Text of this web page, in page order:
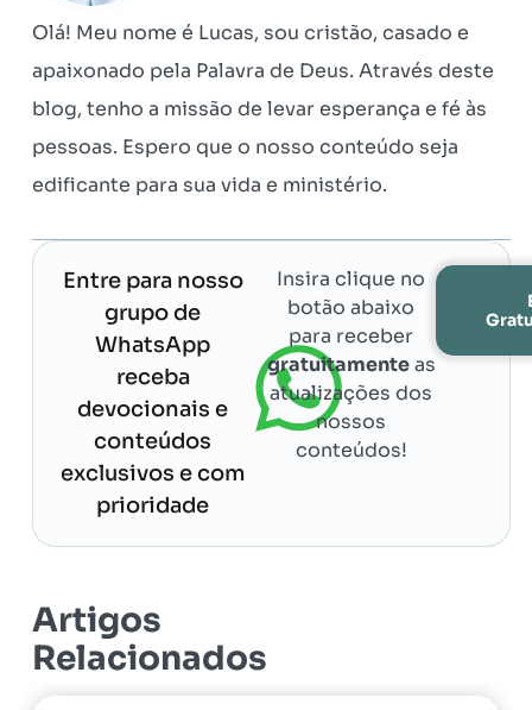
Olá! Meu nome é Lucas, sou cristão, casado e
apaixonado pela Palavra de Deus. Através deste
blog, tenho a missão de levar esperança e fé às
pessoas. Espero que o nosso conteúdo seja
edificante para sua vida e ministério.
Entre para nosso
grupo de
WhatsApp
receba
devocionais e
conteúdos
exclusivos e com
prioridade
Insira clique no
botão abaixo
para receber
gratuitamenteas
atualizações dos
nossos
conteúdos!
Artigos
Relacionados